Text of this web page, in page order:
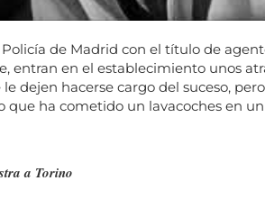
de Madrid con el título de
entran en el establecimiento unos
dejen hacerse cargo del suceso,
que ha cometido un lavacoches en
a Torino